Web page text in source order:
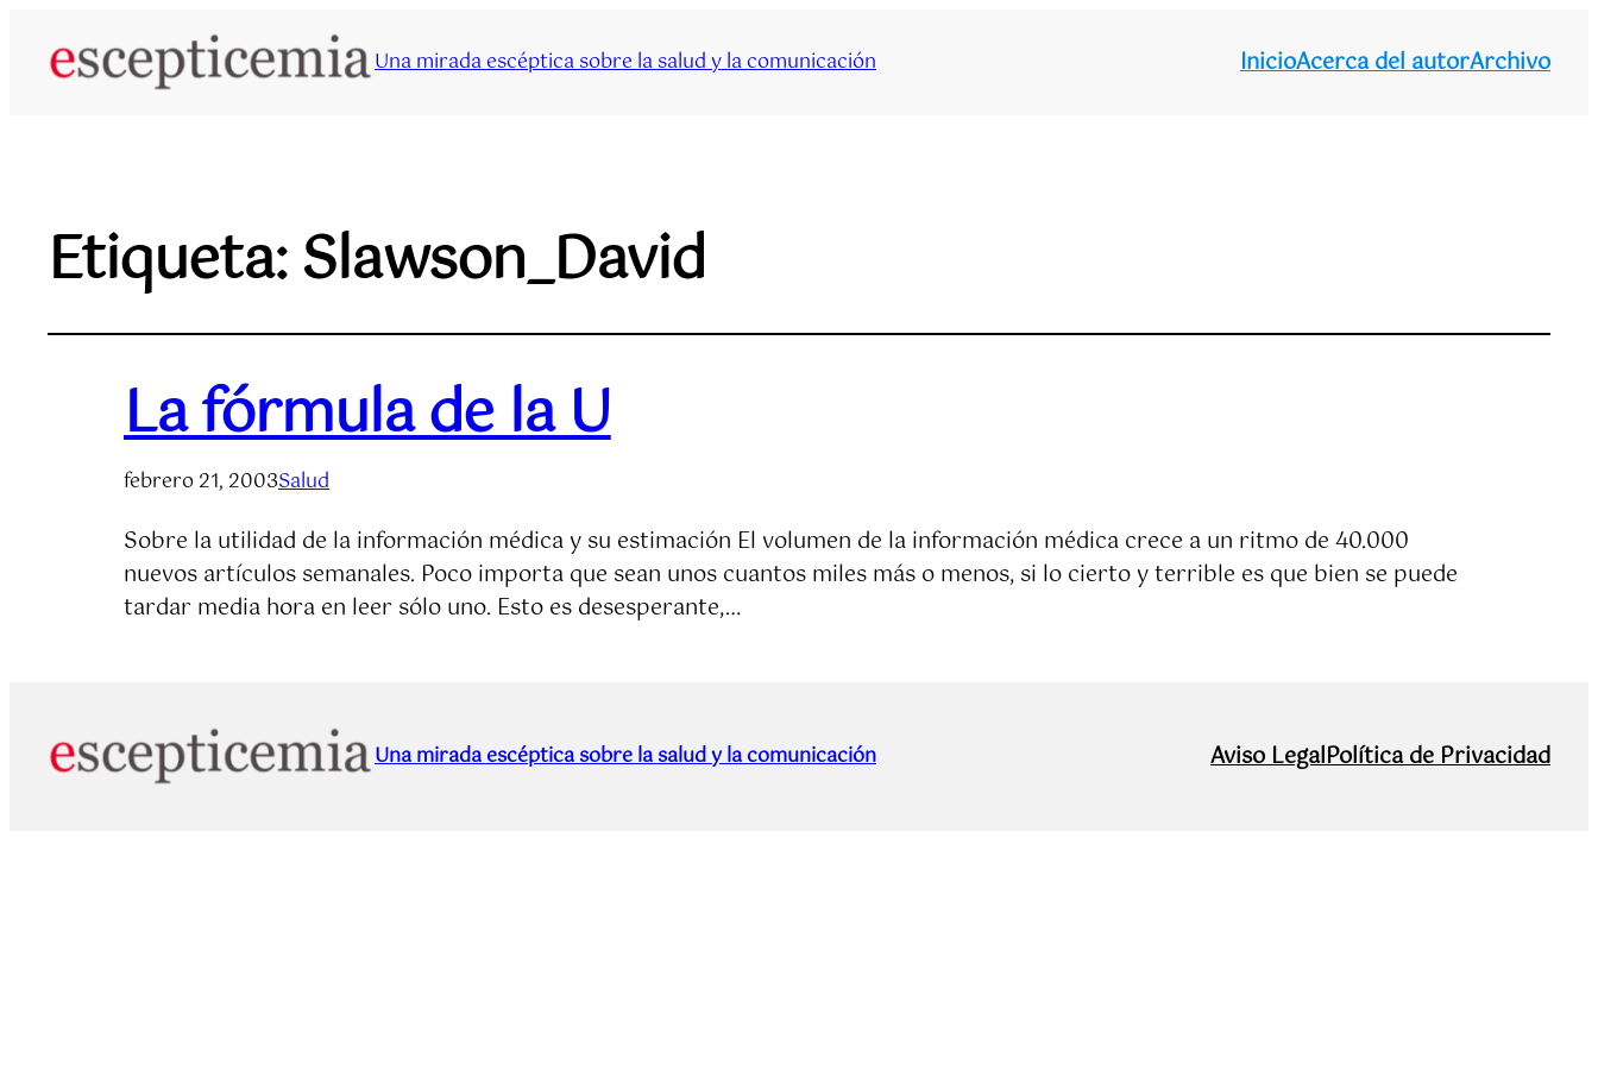
Una mirada escéptica sobre la salud y la comunicación InicioAcerca del autorArchivo
Etiqueta:Slawson_David
La fórmula de la U
febrero 21, 2003Salud
Sobre la utilidad de la información médica y su estimación El volumen de la información médica crece a un ritmo de 40.000
nuevos artículos semanales. Poco importa que sean unos cuantos miles más o menos, si lo cierto y terrible es que bien se puede
tardar media hora en leer sólo uno. Esto es desesperante,…
Una mirada escéptica sobre la salud y la comunicación Aviso LegalPolítica de Privacidad